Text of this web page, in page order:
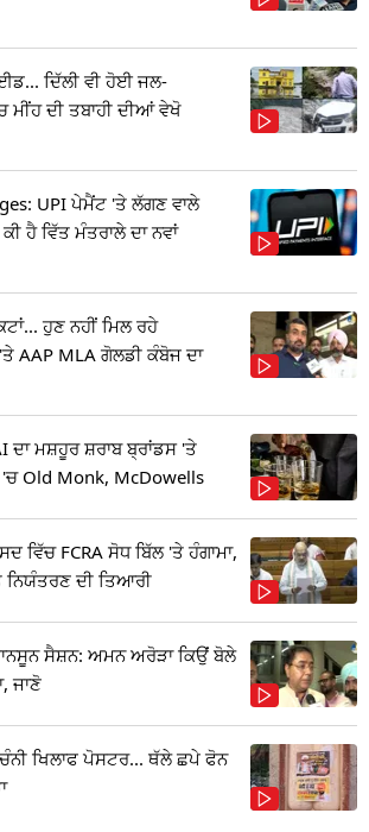
ਦਿੱਲੀ ਵੀ ਹੋਈ ਜਲ-
ਮੀਂਹ ਦੀ ਤਬਾਹੀ ਦੀਆਂ ਵੇਖੋ
UPI ਪੇਮੈਂਟ 'ਤੇ ਲੱਗਣ ਵਾਲੇ
ਹੈ ਵਿੱਤ ਮੰਤਰਾਲੇ ਦਾ ਨਵਾਂ
ਹੁਣ ਨਹੀਂ ਮਿਲ ਰਹੇ
AAP MLA ਗੋਲਡੀ ਕੰਬੋਜ ਦਾ
ਦਾ ਮਸ਼ਹੂਰ ਸ਼ਰਾਬ ਬ੍ਰਾਂਡਸ 'ਤੇ
'ਚ Old Monk, McDowells
ਵਿੱਚ FCRA ਸੋਧ ਬਿੱਲ 'ਤੇ ਹੰਗਾਮਾ,
ਨਿਯੰਤਰਣ ਦੀ ਤਿਆਰੀ
ਸੈਸ਼ਨ: ਅਮਨ ਅਰੋੜਾ ਕਿਉਂ ਬੋਲੇ
ਜਾਣੋ
ਖਿਲਾਫ ਪੋਸਟਰ... ਥੱਲੇ ਛਪੇ ਫੋਨ